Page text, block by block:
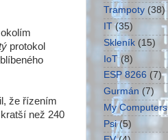
protokol
že řízením
než 240
Trampoty (38)
IT (35)
Skleník (15)
IoT (8)
ESP 8266 (7)
Gurmán (7)
My Computers
Psi (5)